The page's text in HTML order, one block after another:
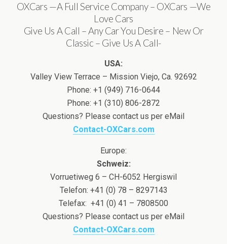
OXCars —A Full Service Company – OXCars —We
Love Cars
Give Us A Call – Any Car You Desire – New Or
Classic – Give Us A Call-
USA:
Valley View Terrace – Mission Viejo, Ca. 92692
Phone: +1 (949) 716-0644
Phone: +1 (310) 806-2872
Questions? Please contact us per eMail
Contact-OXCars.com
Europe:
Schweiz:
Vorruetiweg 6 – CH-6052 Hergiswil
Telefon: +41 (0) 78 – 8297143
Telefax: +41 (0) 41 – 7808500
Questions? Please contact us per eMail
Contact-OXCars.com